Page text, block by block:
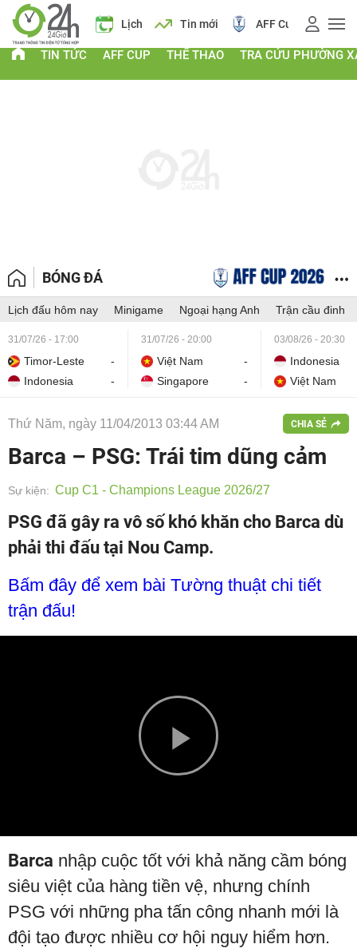
Giá vàng Lịch Tin mới AFF Cup Giá
TIN TỨC AFF CUP THỂ THAO TRA CỨU PHƯỜNG
BÓNG ĐÁ
Lịch đấu hôm nay Minigame Ngoại hạng Anh Trận cầu đinh
31/07/26 - 17:00
Timor-Leste
-
Indonesia
-
31/07/26 - 20:00
Việt Nam
-
Singapore
-
03/08/26 - 20:30
Indonesia
Việt Nam
Thứ Năm, ngày 11/04/2013 03:44 AM CHIA SẺ
Barca – PSG: Trái tim dũng cảm
Sự kiện: Cup C1 - Champions League 2026/27
PSG đã gây ra vô số khó khăn cho Barca dù
phải thi đấu tại Nou Camp.
Bấm đây để xem bài Tường thuật chi tiết
trận đấu!
Play
Video
Barca nhập cuộc tốt với khả năng cầm bóng
siêu việt của hàng tiền vệ, nhưng chính
PSG với những pha tấn công nhanh mới là
đội tạo được nhiều cơ hội nguy hiểm hơn.